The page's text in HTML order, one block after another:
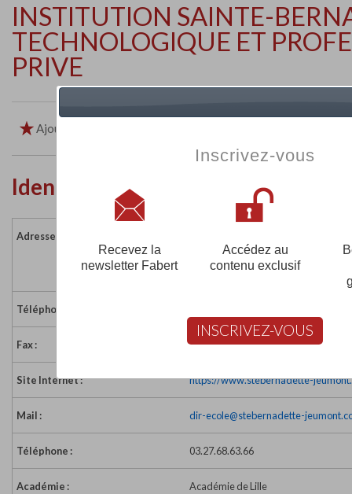
INSTITUTION SAINTE-
TECHNOLOGIQUE ET
PRIVE
Ajouter aux favoris
Identité de l'établissement
Adresse :
59572 JEUMONT CEDEX
France
Téléphone :
Fax : 03 27 67 01 09
Site Internet : https://www.stebernadette-
Mail : dir-ecole@stebernadette-
Téléphone : 03.27.68.63.66
Académie :
Académie de Lille
Inscrivez-vous
Recevez la
newsletter Fabert
Accédez au
contenu exclusif
INSCRIVEZ-VOUS